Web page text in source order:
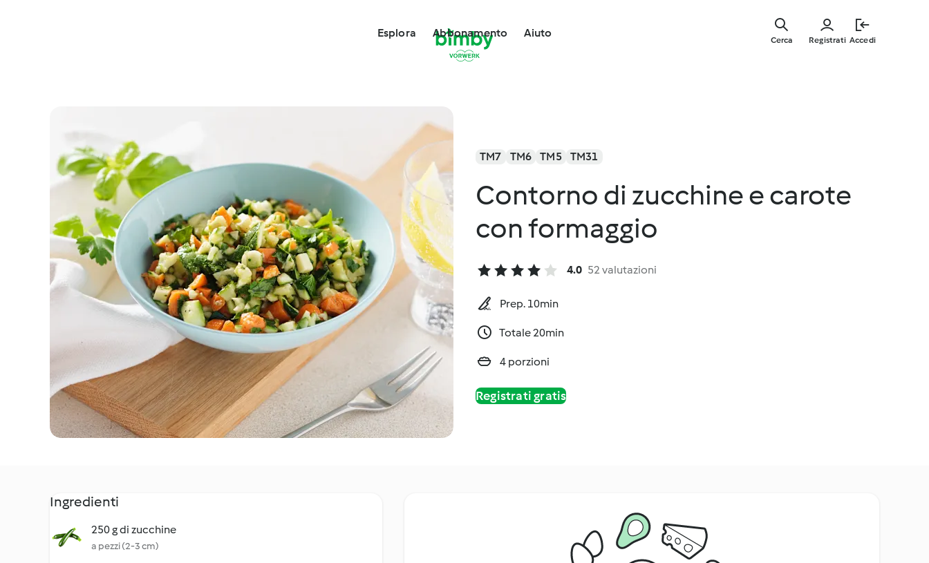
Esplora Abbonamento Aiuto
Registrati Accedi
Cerca
TM7 TM6 TM5 TM31
Contorno di zucchine e carote
con formaggio
4.0 52 valutazioni
Prep. 10min
Totale 20min
4 porzioni
Registrati gratis
Ingredienti
250 g di zucchine
a pezzi (2-3 cm)